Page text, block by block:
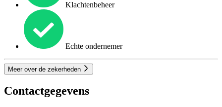
Klachtenbeheer
Echte ondernemer
Meer over de zekerheden
Contactgegevens